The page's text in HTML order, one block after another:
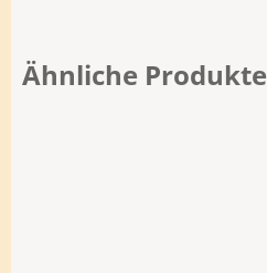
Ähnliche Produkte